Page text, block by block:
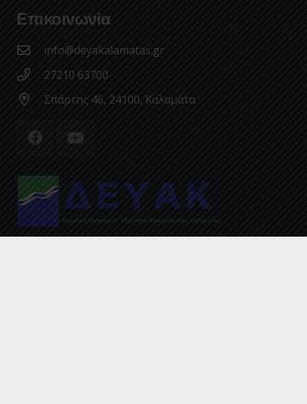
Επικοινωνία
info@deyakalamatas.gr
27210 63700
Σπάρτης 46, 24100, Καλαμάτα